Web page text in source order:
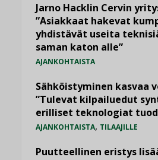
Jarno Hacklin Cervin
”Asiakkaat hakevat
yhdistävät useita
saman katon alle”
AJANKOHTAISTA
Sähköistyminen kasvaa
”Tulevat kilpailuedut
erilliset teknologiat
AJANKOHTAISTA, TILAAJILLE
Puutteellinen eristys